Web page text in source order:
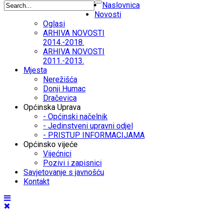
Naslovnica
Novosti
Oglasi
ARHIVA NOVOSTI
2014.-2018.
ARHIVA NOVOSTI
2011.-2013.
Mjesta
Nerežišća
Donji Humac
Dračevica
Općinska Uprava
- Općinski načelnik
- Jedinstveni upravni odjel
- PRISTUP INFORMACIJAMA
Općinsko vijeće
Vijećnici
Pozivi i zapisnici
Savjetovanje s javnošću
Kontakt